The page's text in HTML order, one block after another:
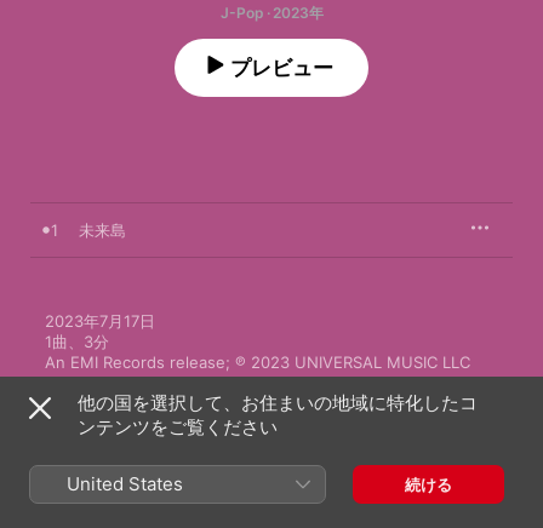
J-Pop · 2023年
プレビュー
1 未来島
2023年7月17日
1曲、3分
An EMI Records release; ℗ 2023 UNIVERSAL MUSIC LLC
Mori Calliopeのその他の作品
他の国を選択して、お住まいの地域に特化したコ
ンテンツをご覧ください
United States 続ける